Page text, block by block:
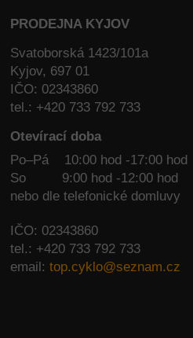
PRODEJNA KYJOV
Svatoborská 1423/101a
Kyjov, 697 01
IČO: 02343860
tel.: +420 733 792 733
Otevírací doba
Po–Pá 10:00 hod -17:00 hod
So
9:00 hod -12:00 hod
nebo dle telefonické domluvy
IČO: 02343860
tel.: +420 733 792 733
email:top.cyklo@seznam.cz